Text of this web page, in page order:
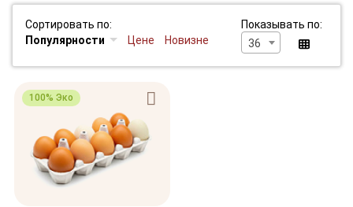
Сортировать по:
Популярности
Цене Новизне
Показывать по:
36
100% Эко